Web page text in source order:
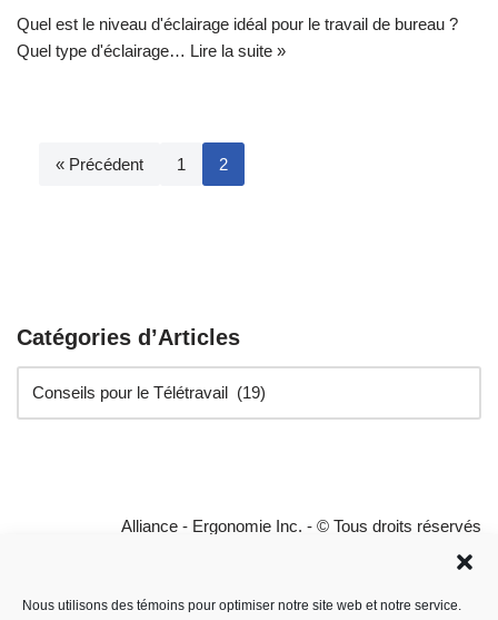
Nous utilisons des témoins pour optimiser notre site web et notre service.
Quel est le niveau d'éclairage idéal pour le travail de bureau ?
Quel type d'éclairage… Lire la suite »
« Précédent 1 2
Catégories d’Articles
Alliance - Ergonomie Inc. - © Tous droits réservés
Conditions d'utilisation